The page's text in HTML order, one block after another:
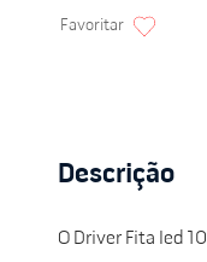
Descrição
O Driver Fita led